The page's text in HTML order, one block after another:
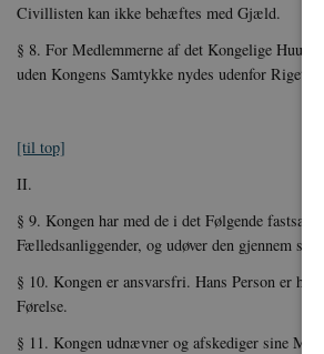
Civillisten kan ikke behæftes med Gjæld.
§ 8. For Medlemmerne af det Kongelige Huus
uden Kongens Samtykke nydes udenfor Riget.
[til top]
II.
§ 9. Kongen har med de i det Følgende
Fælledsanliggen­der, og udøver den gjennem sine
§ 10. Kongen er ansvarsfri. Hans Person er
Førelse.
§ 11. Kongen udnævner og afskediger sine